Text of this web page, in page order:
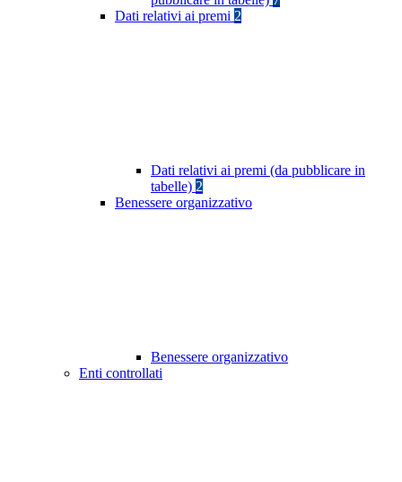
Dati relativi ai premi 2
Dati relativi ai premi (da pubblicare in
tabelle) 2
Benessere organizzativo
Benessere organizzativo
Enti controllati